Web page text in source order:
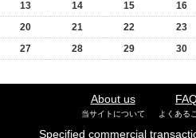
13
14 15 16
20
21 22 23
27
28 29 30
About us
当サイトについて よくある
Specified commercial